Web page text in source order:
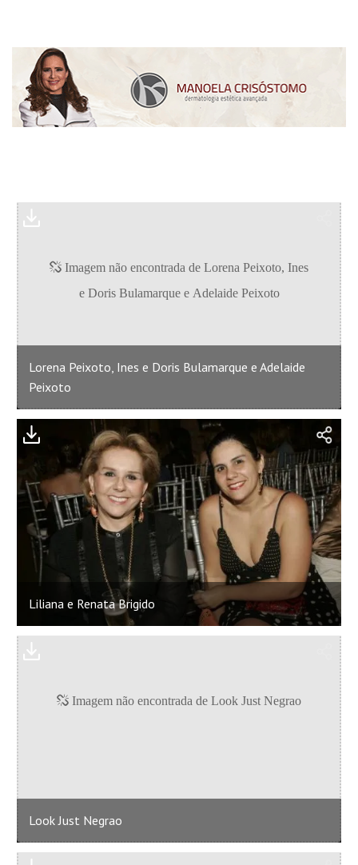
Lorena Peixoto, Ines e Doris Bulamarque e Adelaide
Peixoto
Liliana e Renata Brigido
Look Just Negrao